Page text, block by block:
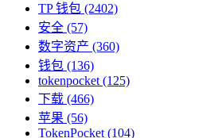
TP 钱包 (2402)
安全 (57)
数字资产 (360)
钱包 (136)
tokenpocket (125)
下载 (466)
苹果 (56)
TokenPocket (104)